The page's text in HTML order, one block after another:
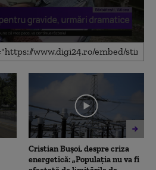
Cristian Bușoi, despre criza
energetică: „Populația nu va fi